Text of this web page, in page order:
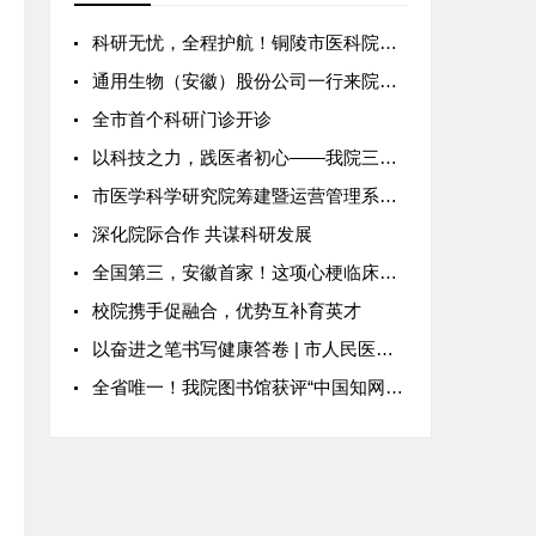
科研无忧，全程护航！铜陵市医科院科技服务平台重磅推介
通用生物（安徽）股份公司一行来院交流
全市首个科研门诊开诊
以科技之力，践医者初心——我院三位医者荣膺市“优秀科技工作者”称号
市医学科学研究院筹建暨运营管理系列活动
深化院际合作 共谋科研发展
全国第三，安徽首家！这项心梗临床研究在我院启动
校院携手促融合，优势互补育英才
以奋进之笔书写健康答卷 | 市人民医院“十四五”发展综述
全省唯一！我院图书馆获评“中国知网标杆示范单位”